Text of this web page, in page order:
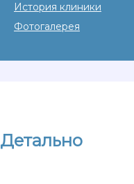
Детально
История клиники
Фотогалерея